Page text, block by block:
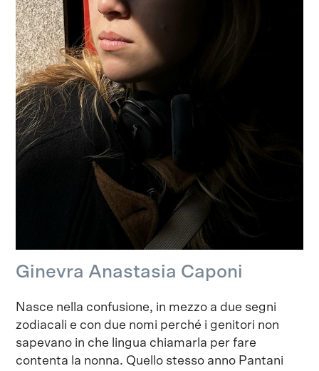
Ginevra Anastasia Caponi
Nasce nella confusione, in mezzo a due segni
zodiacali e con due nomi perché i genitori non
sapevano in che lingua chiamarla per fare
contenta la nonna. Quello stesso anno Pantani